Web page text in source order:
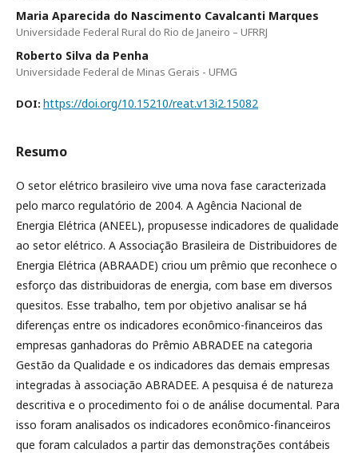
Maria Aparecida do Nascimento Cavalcanti Marques
Universidade Federal Rural do Rio de Janeiro – UFRRJ
Roberto Silva da Penha
Universidade Federal de Minas Gerais - UFMG
DOI: https://doi.org/10.15210/reat.v13i2.15082
Resumo
O setor elétrico brasileiro vive uma nova fase caracterizada
pelo marco regulatório de 2004. A Agência Nacional de
Energia Elétrica (ANEEL), propusesse indicadores de qualidade
ao setor elétrico. A Associação Brasileira de Distribuidores de
Energia Elétrica (ABRAADE) criou um prêmio que reconhece o
esforço das distribuidoras de energia, com base em diversos
quesitos. Esse trabalho, tem por objetivo analisar se há
diferenças entre os indicadores econômico-financeiros das
empresas ganhadoras do Prêmio ABRADEE na categoria
Gestão da Qualidade e os indicadores das demais empresas
integradas à associação ABRADEE. A pesquisa é de natureza
descritiva e o procedimento foi o de análise documental. Para
isso foram analisados os indicadores econômico-financeiros
que foram calculados a partir das demonstrações contábeis